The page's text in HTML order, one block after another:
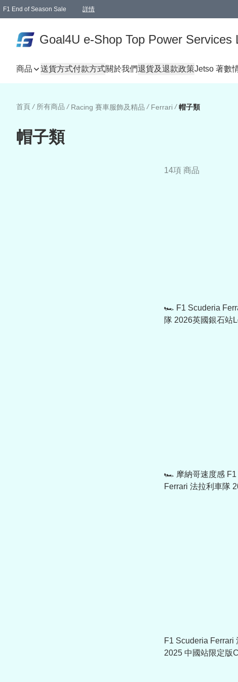
F1 End of Season Sale 詳情
Goal4U e-Shop Top Power Services
商品 送貨方式付款方式關於我們退貨及退款政策Jetso 著數
首頁 / 所有商品 / Racing 賽車服飾及精品 / Ferrari / 帽子類
帽子類
14項 商品
🏎️ F1 Scuderia
隊 2026英國銀石站
🏎️ 摩納哥速度感 F1
Ferrari 法拉利車隊
F1 Scuderia Ferrari
2025 中國站限定版